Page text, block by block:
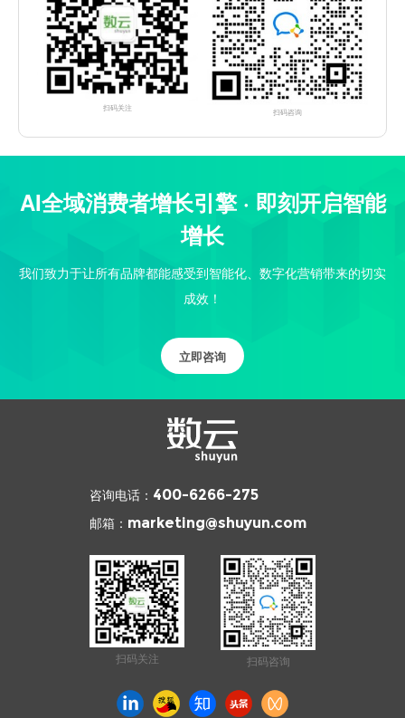
扫码关注 扫码咨询
AI全域消费者增长引擎 · 即刻开启智能
增长
我们致力于让所有品牌都能感受到智能化、数字化营销带来的切实
成效！
立即咨询
咨询电话： 400-6266-275
邮箱： marketing@shuyun.com
扫码关注 扫码咨询